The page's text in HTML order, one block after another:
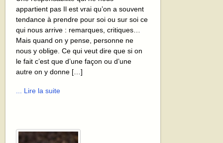
appartient pas Il est vrai qu’on a souvent
tendance à prendre pour soi ou sur soi ce
qui nous arrive : remarques, critiques…
Mais quand on y pense, personne ne
nous y oblige. Ce qui veut dire que si on
le fait c’est que d’une façon ou d’une
autre on y donne […]
... Lire la suite